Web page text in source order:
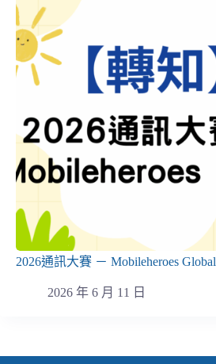
2026通訊大賽 － Mobileheroes Global
2026 年 6 月 11 日